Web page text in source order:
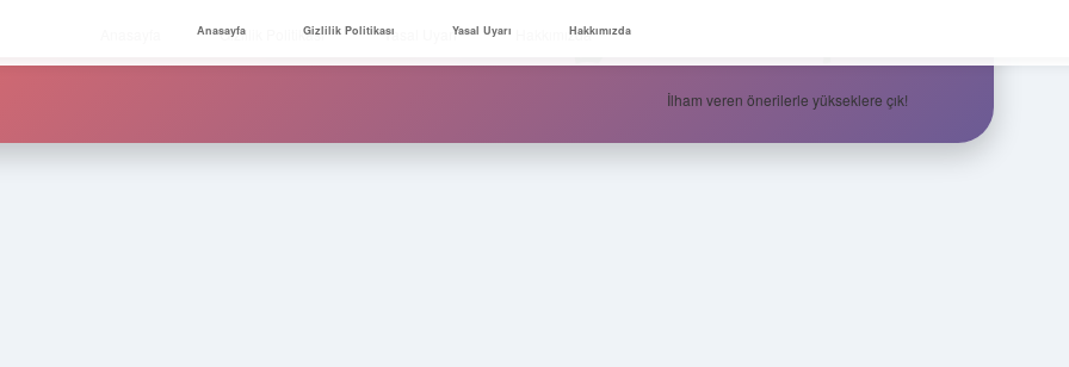
Gizlilik Politikası Yasal Uyarı HakkımızdaZirvedeki Fikirler
İlham veren önerilerle yükseklere çık!
Sidebar
Anasayfa Gizlilik Politikası Yasal Uyarı Hakkımızda